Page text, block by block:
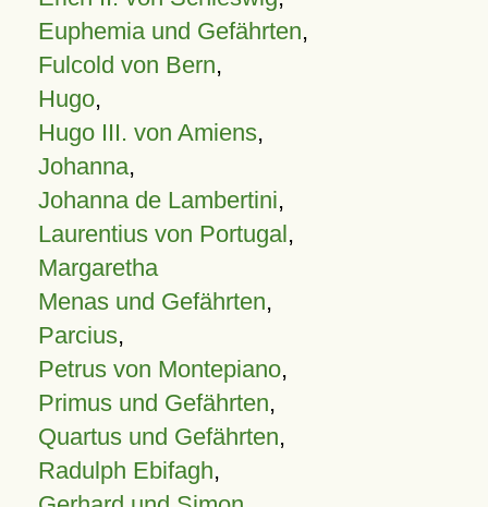
Euphemia und Gefährten,
Fulcold von Bern,
Hugo,
Hugo III. von Amiens,
Johanna,
Johanna de Lambertini,
Laurentius von Portugal,
Margaretha
Menas und Gefährten,
Parcius,
Petrus von Montepiano,
Primus und Gefährten,
Quartus und Gefährten,
Radulph Ebifagh,